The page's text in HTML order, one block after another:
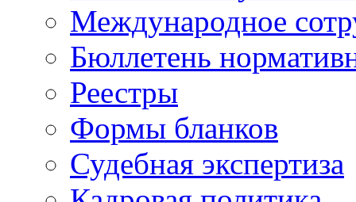
Международное
Бюллетень
Реестры
Формы бланков
Судебная экспертиза